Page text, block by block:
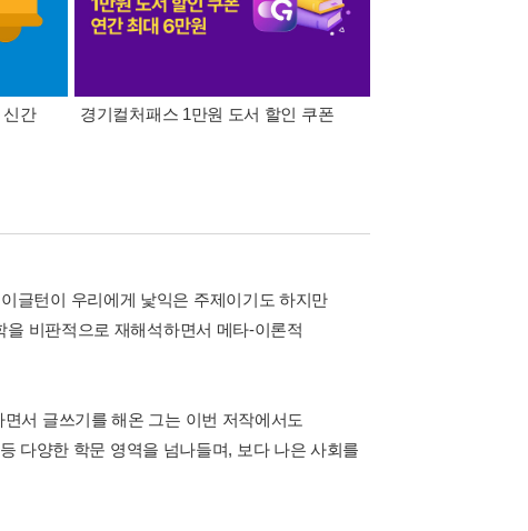
신간
경기컬처패스 1만원 도서 할인 쿠폰
글턴이 우리에게 낯익은 주제이기도 하지만
을 비판적으로 재해석하면서 메타-이론적
서 글쓰기를 해온 그는 이번 저작에서도
다양한 학문 영역을 넘나들며, 보다 나은 사회를